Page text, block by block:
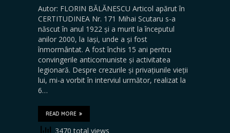
Autor: FLORIN BĂLĂNESCU Articol apărut în
CERTITUDINEA Nr. 171 Mihai Scutaru s-a
născut în anul 1922 și a murit la începutul
anilor 2000, la Iași, unde a și fost
înmormântat. A fost închis 15 ani pentru
convingerile anticomuniste și activitatea
legionară. Despre crezurile și privațiunile vieții
lui, mi-a vorbit în interviul următor, realizat la
6…
READ MORE
3470 total views